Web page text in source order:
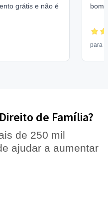
grátis e não é
bom
para
de Família?
de 250 mil
ajudar a aumentar